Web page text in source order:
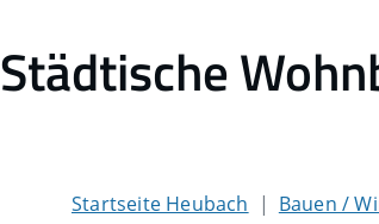
Städtische
Startseite Heubach Bauen /